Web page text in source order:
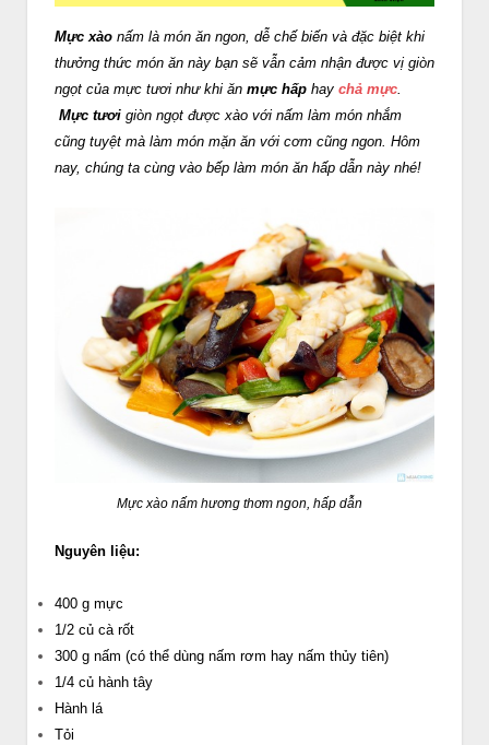
Mực xào nấm là món ăn ngon, dễ chế biến và đặc biệt khi
thưởng thức món ăn này bạn sẽ vẫn cảm nhận được vị giòn
ngọt của mực tươi như khi ăn mực hấp hay chả mực
Mực tươi giòn ngọt được xào với nấm làm món nhắm
cũng tuyệt mà làm món mặn ăn với cơm cũng ngon. Hôm
nay, chúng ta cùng vào bếp làm món ăn hấp dẫn này nhé!
Mực xào nấm hương thơm ngon, hấp dẫn
Nguyên liệu:
400 g mực
1/2 củ cà rốt
300 g nấm (có thể dùng nấm rơm hay nấm thủy tiên)
1/4 củ hành tây
Hành lá
Tỏi